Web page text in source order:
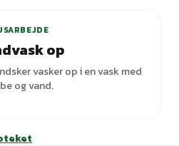
op
vasker op i en vask med
og vand.